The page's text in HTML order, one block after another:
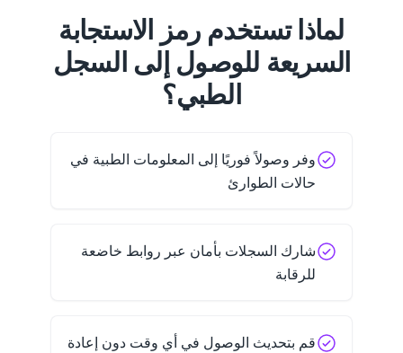
لماذا تستخدم رمز الاستجابة
السريعة للوصول إلى السجل
الطبي؟
وفر وصولاً فوريًا إلى المعلومات الطبية في
حالات الطوارئ
شارك السجلات بأمان عبر روابط خاضعة
للرقابة
قم بتحديث الوصول في أي وقت دون إعادة